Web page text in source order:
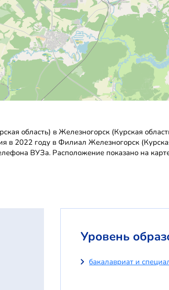
область) в Железногорск (Курская
в 2022 году в Филиал Железногорск
ВУЗа. Расположение показано на
Уровень
бакалавриат и